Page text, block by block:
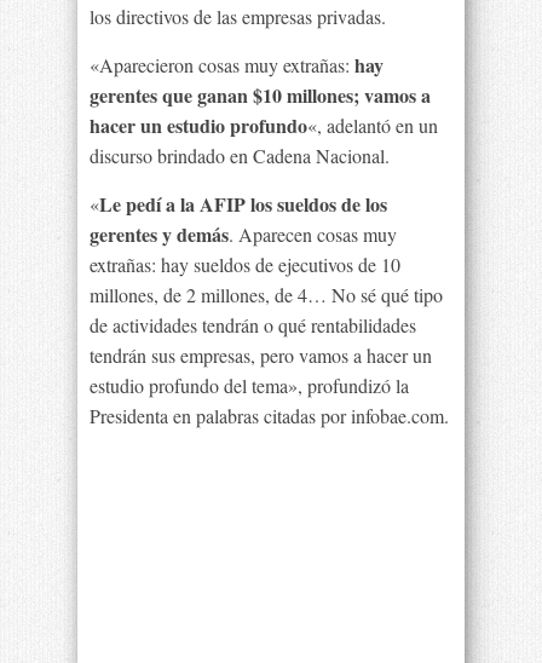
los directivos de las empresas privadas.
«Aparecieron cosas muy extrañas: hay
gerentes que ganan $10 millones; vamos a
hacer un estudio profundo«, adelantó en un
discurso brindado en Cadena Nacional.
«Le pedí a la AFIP los sueldos de los
gerentes y demás. Aparecen cosas muy
extrañas: hay sueldos de ejecutivos de 10
millones, de 2 millones, de 4… No sé qué tipo
de actividades tendrán o qué rentabilidades
tendrán sus empresas, pero vamos a hacer un
estudio profundo del tema», profundizó la
Presidenta en palabras citadas por infobae.com.